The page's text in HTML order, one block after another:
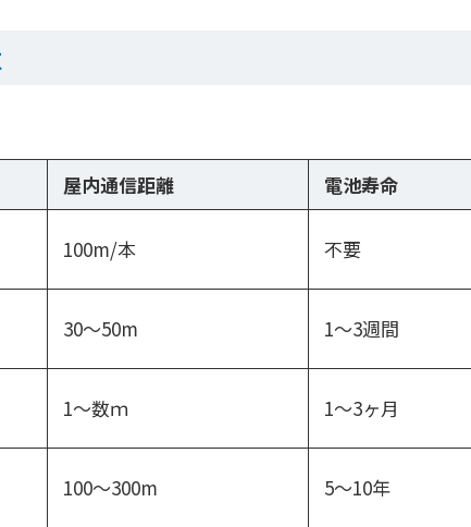
屋内通信距離 電池寿命
100m/本 不要
30〜50m 1〜3週間
1～数ｍ 1〜3ヶ月
100〜300m 5〜10年